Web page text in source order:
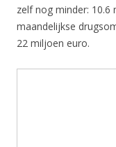
zelf nog minder:
maandelijkse
22 miljoen euro.